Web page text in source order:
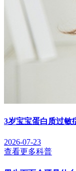
3岁宝宝蛋白质过敏
2026-07-23
查看更多科普